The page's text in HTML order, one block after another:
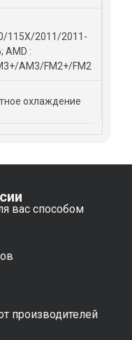
115X/2011/2011-
AMD :
AM3/FM2+/FM2
охлаждение
вас способом
производителей